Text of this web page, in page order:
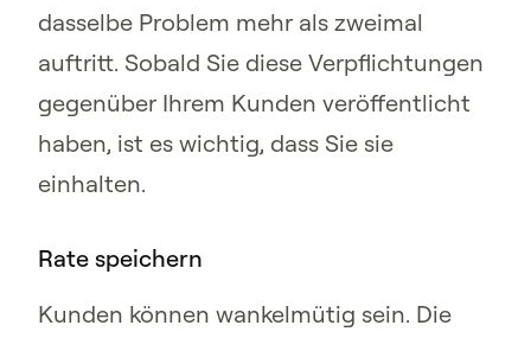
dasselbe Problem mehr als zweimal
auftritt. Sobald Sie diese Verpflichtungen
gegenüber Ihrem Kunden veröffentlicht
haben, ist es wichtig, dass Sie sie
einhalten.
Rate speichern
Kunden können wankelmütig sein. Die